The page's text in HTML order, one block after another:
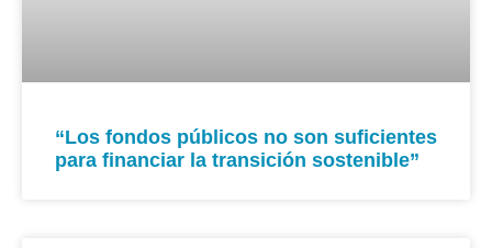
“Los fondos públicos no son suficientes
para financiar la transición sostenible”